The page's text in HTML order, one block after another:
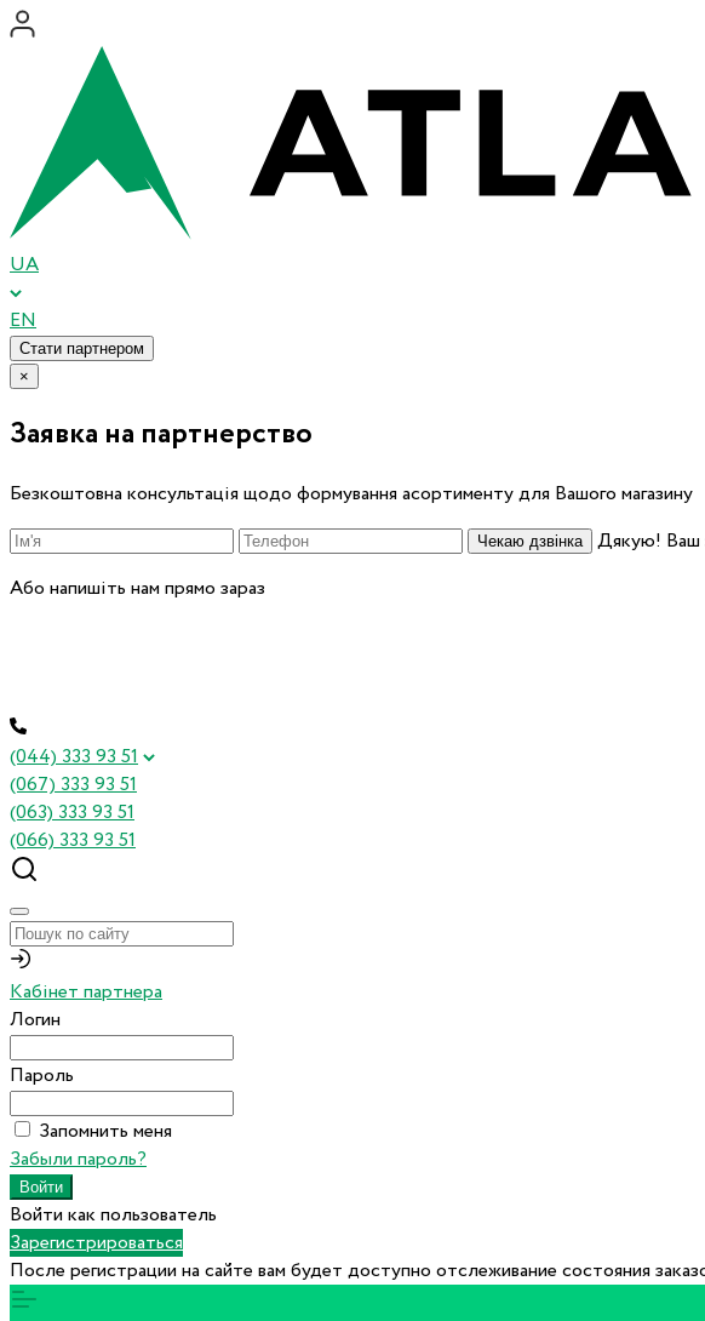
UA
EN
Стати партнером
×
Заявка на партнерство
Безкоштовна консультація щодо формування асортименту для Вашого магазину
Чекаю дзвінка
Дякую! Ваш
Або напишіть нам прямо зараз
(044) 333 93 51
(067) 333 93 51
(063) 333 93 51
(066) 333 93 51
Кабінет партнера
Логин
Пароль
Запомнить меня
Забыли пароль?
Войти как пользователь
Зарегистрироваться
После регистрации на сайте вам будет доступно отслеживание состояния